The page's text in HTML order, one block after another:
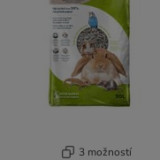
3 možností